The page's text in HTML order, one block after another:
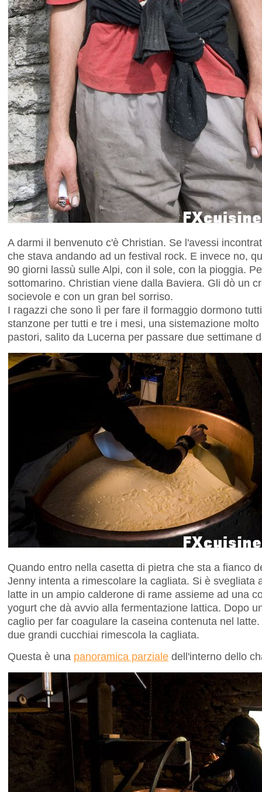
A darmi il benvenuto c'è Christian. Se l'avessi
che stava andando ad un festival rock. E invece no,
90 giorni lassù sulle Alpi, con il sole, con la pioggia.
sottomarino. Christian viene dalla Baviera. Gli dò un
socievole e con un gran bel sorriso.
I ragazzi che sono lì per fare il formaggio dormono
stanzone per tutti e tre i mesi, una sistemazione
pastori, salito da Lucerna per passare due settimane
Quando entro nella casetta di pietra che sta a fianco
Jenny intenta a rimescolare la cagliata. Si è svegliata
latte in un ampio calderone di rame assieme ad una
yogurt che dà avvio alla fermentazione lattica. Dopo
caglio per far coagulare la caseina contenuta nel
due grandi cucchiai rimescola la cagliata.
Questa è una panoramica parziale dell'interno dello